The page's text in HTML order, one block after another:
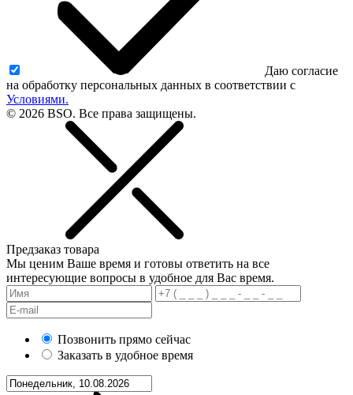
Даю согласие
на обработку персональных данных в соответствии с
Условиями.
© 2026 BSO. Все права защищены.
Предзаказ товара
Мы ценим Ваше время и готовы ответить на все
интересующие вопросы в удобное для Вас время.
Позвонить прямо сейчас
Заказать в удобное время